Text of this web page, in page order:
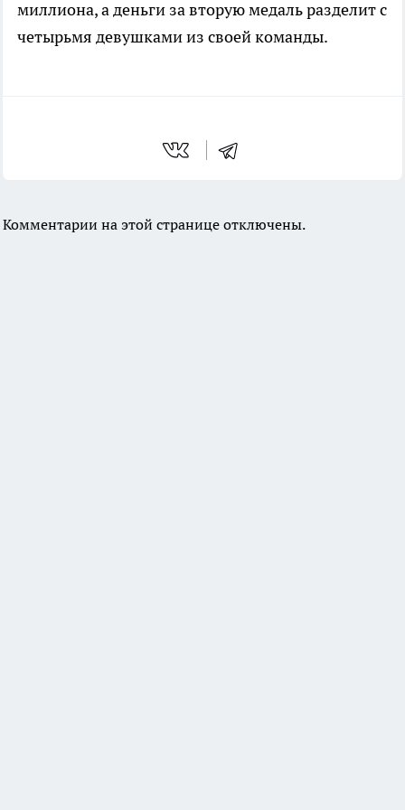
миллиона, а деньги за вторую медаль разделит с
четырьмя девушками из своей команды.
Комментарии на этой странице отключены.